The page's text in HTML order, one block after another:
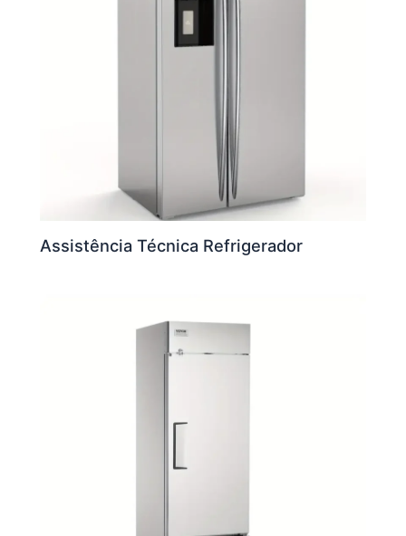
Assistência Técnica Refrigerador